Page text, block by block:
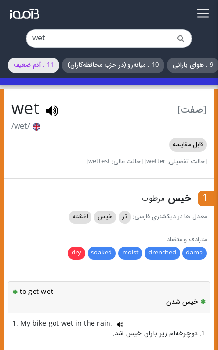
9 . هوای بارانی 10 . میانه‌رو (در حزب محافظه‌کاران) 11 . آدم ضعیف
[صفت] wet
/wet/
قابل مقایسه
[حالت تفضیلی: wetter]
[حالت عالی: wettest]
1 خیس مرطوب
معادل ها در دیکشنری فارسی: تر خیس آغشته
مترادف و متضاد
damp
drenched
moist
soaked
dry
to get wet
خیس شدن
1. My bike got wet in the rain.
1. دوچرخه‌ام زیر باران خیس شد.